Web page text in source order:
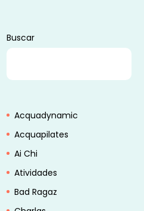
Buscar
Acquadynamic
Acquapilates
Ai Chi
Atividades
Bad Ragaz